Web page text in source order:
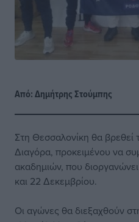
Από:Δημήτρης Στούμπης
Στη Θεσσαλονίκη θα βρεθεί
Διαγόρα, προκειμένου να
ακαδημιών, που
και 22 Δεκεμβρίου.
Οι αγώνες θα διεξαχθούν